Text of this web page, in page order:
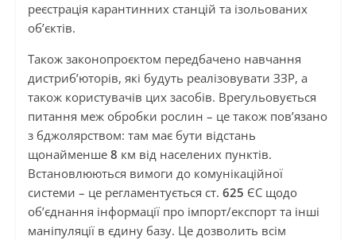
реєстрація карантинних станцій та ізольованих
об’єктів.
Також законопроєктом передбачено навчання
дистриб’юторів, які будуть реалізовувати ЗЗР, а
також користувачів цих засобів. Врегульовується
питання меж обробки рослин – це також пов’язано
з бджолярством: там має бути відстань
щонайменше 8 км від населених пунктів.
Встановлюються вимоги до комунікаційної
системи – це регламентується ст. 625 ЄС щодо
об’єднання інформації про імпорт/експорт та інші
маніпуляції в єдину базу. Це дозволить всім